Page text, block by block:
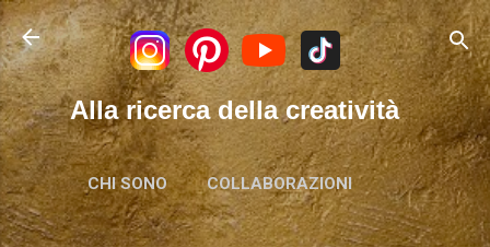
Passa ai contenuti principali
Alla ricerca della creatività
CHI SONO COLLABORAZIONI